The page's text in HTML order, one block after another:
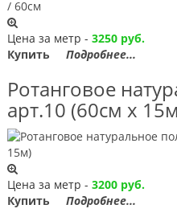
Цена за метр - 3250 руб.
Купить
Подробнее...
Ротанговое
арт.10 (60см х
Цена за метр - 3200 руб.
Купить
Подробнее...